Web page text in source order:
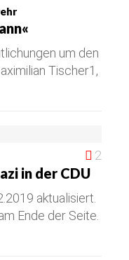
um den
Tischer1,
2
in der CDU
aktualisiert.
Ende der Seite.